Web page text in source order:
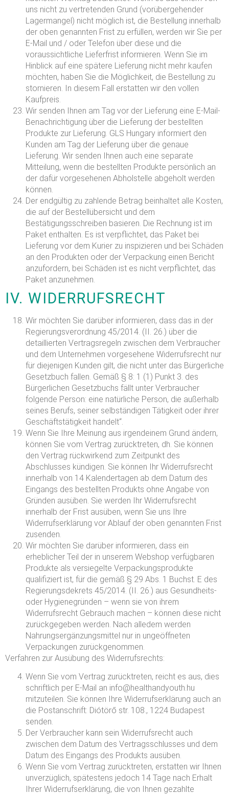
uns nicht zu vertretenden Grund (vorübergehender
Lagermangel) nicht möglich ist, die Bestellung innerhalb
der oben genannten Frist zu erfüllen, werden wir Sie per
E-Mail und / oder Telefon über diese und die
voraussichtliche Lieferfrist informieren. Wenn Sie im
Hinblick auf eine spätere Lieferung nicht mehr kaufen
möchten, haben Sie die Möglichkeit, die Bestellung zu
stornieren. In diesem Fall erstatten wir den vollen
Kaufpreis.
Wir senden Ihnen am Tag vor der Lieferung eine E-Mail-
Benachrichtigung über die Lieferung der bestellten
Produkte zur Lieferung. GLS Hungary informiert den
Kunden am Tag der Lieferung über die genaue
Lieferung. Wir senden Ihnen auch eine separate
Mitteilung, wenn die bestellten Produkte persönlich an
der dafür vorgesehenen Abholstelle abgeholt werden
können.
Der endgültig zu zahlende Betrag beinhaltet alle Kosten,
die auf der Bestellübersicht und dem
Bestätigungsschreiben basieren. Die Rechnung ist im
Paket enthalten. Es ist verpflichtet, das Paket bei
Lieferung vor dem Kurier zu inspizieren und bei Schäden
an den Produkten oder der Verpackung einen Bericht
anzufordern, bei Schäden ist es nicht verpflichtet, das
Paket anzunehmen.
IV. WIDERRUFSRECHT
Wir möchten Sie darüber informieren, dass das in der
Regierungsverordnung 45/2014. (II. 26.) über die
detaillierten Vertragsregeln zwischen dem Verbraucher
und dem Unternehmen vorgesehene Widerrufsrecht nur
für diejenigen Kunden gilt, die nicht unter das Bürgerliche
Gesetzbuch fallen. Gemäß § 8: 1 (1) Punkt 3. des
Bürgerlichen Gesetzbuchs fällt unter Verbraucher
folgende Person: eine natürliche Person, die außerhalb
seines Berufs, seiner selbständigen Tätigkeit oder ihrer
Geschäftstätigkeit handelt“.
Wenn Sie Ihre Meinung aus irgendeinem Grund ändern,
können Sie vom Vertrag zurücktreten, dh. Sie können
den Vertrag rückwirkend zum Zeitpunkt des
Abschlusses kündigen. Sie können Ihr Widerrufsrecht
innerhalb von 14 Kalendertagen ab dem Datum des
Eingangs des bestellten Produkts ohne Angabe von
Gründen ausüben. Sie werden Ihr Widerrufsrecht
innerhalb der Frist ausüben, wenn Sie uns Ihre
Widerrufserklärung vor Ablauf der oben genannten Frist
zusenden.
Wir möchten Sie darüber informieren, dass ein
erheblicher Teil der in unserem Webshop verfügbaren
Produkte als versiegelte Verpackungsprodukte
qualifiziert ist, für die gemäß § 29 Abs. 1 Buchst. E des
Regierungsdekrets 45/2014. (II. 26.) aus Gesundheits-
oder Hygienegründen – wenn sie von ihrem
Widerrufsrecht Gebrauch machen – können diese nicht
zurückgegeben werden. Nach alledem werden
Nahrungsergänzungsmittel nur in ungeöffneten
Verpackungen zurückgenommen.
Verfahren zur Ausübung des Widerrufsrechts:
Wenn Sie vom Vertrag zurücktreten, reicht es aus, dies
schriftlich per E-Mail an info@healthandyouth.hu
mitzuteilen. Sie können Ihre Widerrufserklärung auch an
die Postanschrift: Diótörő str. 108., 1224 Budapest
senden.
Der Verbraucher kann sein Widerrufsrecht auch
zwischen dem Datum des Vertragsschlusses und dem
Datum des Eingangs des Produkts ausüben.
Wenn Sie vom Vertrag zurücktreten, erstatten wir Ihnen
unverzüglich, spätestens jedoch 14 Tage nach Erhalt
Ihrer Widerrufserklärung, die von Ihnen gezahlte